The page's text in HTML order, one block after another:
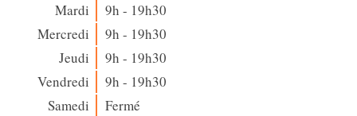
Mardi
9h - 19h30
Mercredi
9h - 19h30
Jeudi
9h - 19h30
Vendredi
9h - 19h30
Samedi
Fermé